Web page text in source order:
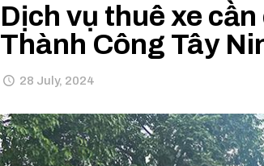
Dịch vụ thuê xe
Thành Công Tây
28 July, 2024